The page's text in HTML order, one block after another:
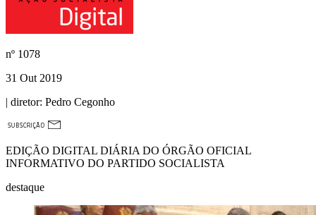
nº 1078
31 Out 2019
| diretor: Pedro Cegonho
EDIÇÃO DIGITAL DIÁRIA DO ÓRGÃO OFICIAL
INFORMATIVO DO PARTIDO SOCIALISTA
destaque